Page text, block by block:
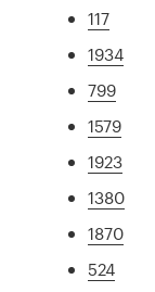
117
1934
799
1579
1923
1380
1870
524